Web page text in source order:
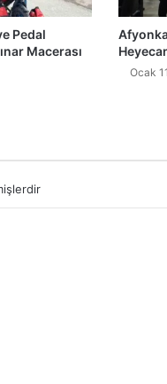
Pedal
Macerası
Ocak